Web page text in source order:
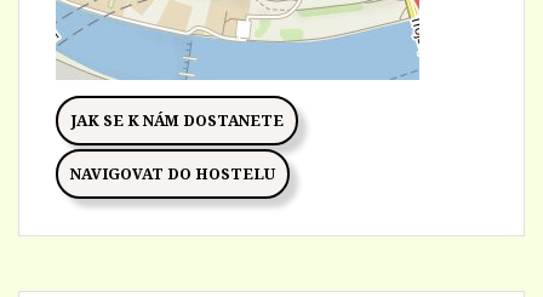
JAK SE K NÁM DOSTANETE
NAVIGOVAT DO HOSTELU